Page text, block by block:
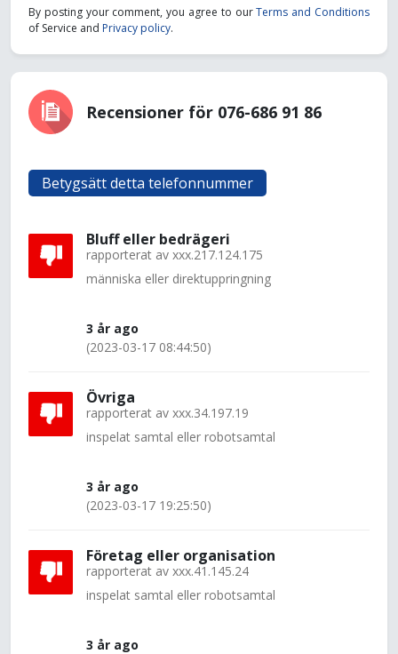
By posting your comment, you agree to ourTerms and Conditions
of Service and Privacy policy.
Recensioner för 076-686 91 86
Betygsätt detta telefonnummer
Bluff eller bedrägeri
rapporterat av xxx.217.124.175
människa eller direktuppringning
3 år ago
(2023-03-17 08:44:50)
Övriga
rapporterat av xxx.34.197.19
inspelat samtal eller robotsamtal
3 år ago
(2023-03-17 19:25:50)
Företag eller organisation
rapporterat av xxx.41.145.24
inspelat samtal eller robotsamtal
3 år ago